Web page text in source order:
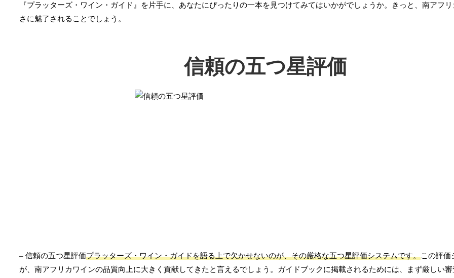
『プラッターズ・ワイン・ガイド』を片手に、あなたにぴったりの一本を見つけてみてはいかがでしょうか。きっと、南アフ
さに魅了されることでしょう。
信頼の五つ星評価
– 信頼の五つ星評価プラッターズ・ワイン・ガイドを語る上で欠かせないのが、その厳格な五つ星評価システムです。この評価
が、南アフリカワインの品質向上に大きく貢献してきたと言えるでしょう。ガイドブックに掲載されるためには、まず厳しい